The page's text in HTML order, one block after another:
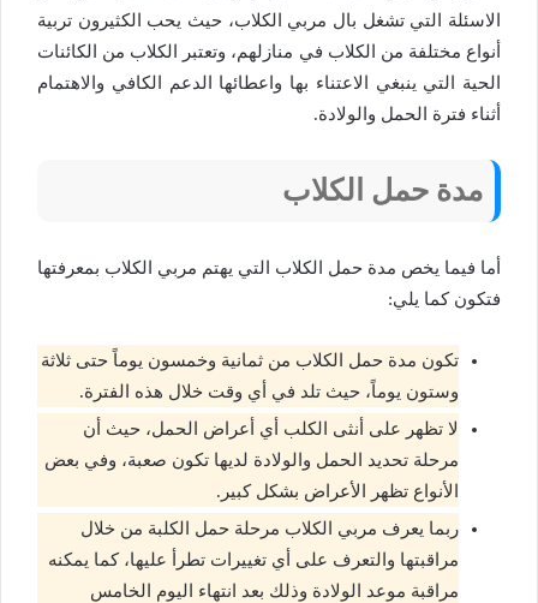
الاسئلة التي تشغل بال مربي الكلاب، حيث يحب الكثيرون تربية
أنواع مختلفة من الكلاب في منازلهم، وتعتبر الكلاب من الكائنات
الحية التي ينبغي الاعتناء بها واعطائها الدعم الكافي والاهتمام
أثناء فترة الحمل والولادة.
مدة حمل الكلاب
أما فيما يخص مدة حمل الكلاب التي يهتم مربي الكلاب بمعرفتها
فتكون كما يلي:
تكون مدة حمل الكلاب من ثمانية وخمسون يوماً حتى ثلاثة
وستون يوماً، حيث تلد في أي وقت خلال هذه الفترة.
لا تظهر على أنثى الكلب أي أعراض الحمل، حيث أن
مرحلة تحديد الحمل والولادة لديها تكون صعبة، وفي بعض
الأنواع تظهر الأعراض بشكل كبير.
ربما يعرف مربي الكلاب مرحلة حمل الكلبة من خلال
مراقبتها والتعرف على أي تغييرات تطرأ عليها، كما يمكنه
مراقبة موعد الولادة وذلك بعد انتهاء اليوم الخامس